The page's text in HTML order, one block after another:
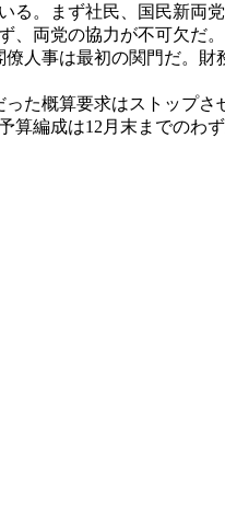
。まず社民、国民新両
両党の協力が不可欠だ
人事は最初の関門だ。
た概算要求はストップ
編成は12月末までの